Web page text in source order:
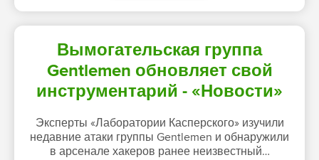
Вымогательская группа
Gentlemen обновляет свой
инструментарий - «Новости»
Эксперты «Лаборатории Касперского» изучили
недавние атаки группы Gentlemen и обнаружили
в арсенале хакеров ранее неизвестный…